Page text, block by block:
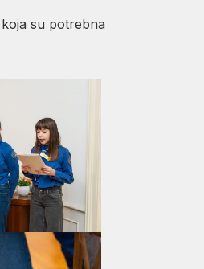
su potrebna